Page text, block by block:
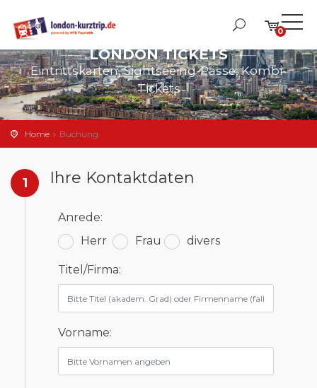
0
LONDON TICKETS
Eintrittskarten, Sightseeing-Pässe, Kombi-
Tickets
Home Buchung
1 Ihre Kontaktdaten
Anrede:
Herr
Frau divers
Titel/Firma:
Vorname: